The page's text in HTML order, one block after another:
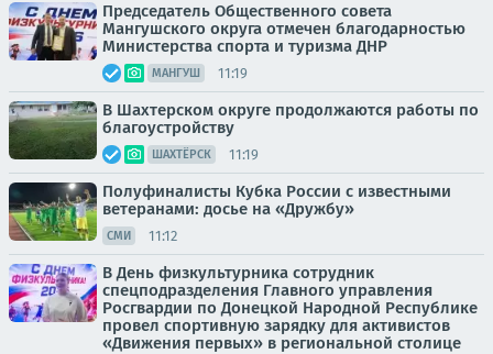
Председатель Общественного совета
Мангушского округа отмечен благодарностью
Министерства спорта и туризма ДНР
МАНГУШ 11:19
В Шахтерском округе продолжаются работы по
благоустройству
ШАХТЁРСК 11:19
Полуфиналисты Кубка России с известными
ветеранами: досье на «Дружбу»
СМИ 11:12
В День физкультурника сотрудник
спецподразделения Главного управления
Росгвардии по Донецкой Народной Республике
провел спортивную зарядку для активистов
«Движения первых» в региональной столице